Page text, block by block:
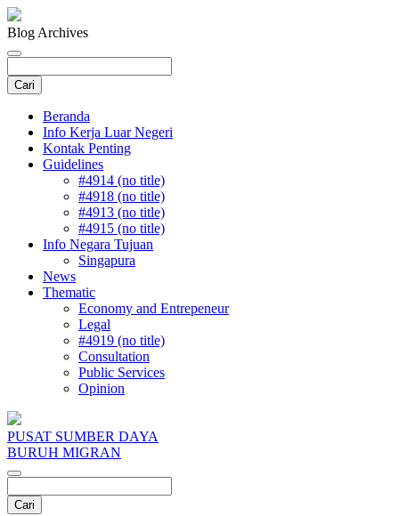
Blog Archives
Beranda
Info Kerja Luar Negeri
Kontak Penting
Guidelines
#4914 (no title)
#4918 (no title)
#4913 (no title)
#4915 (no title)
Info Negara Tujuan
Singapura
News
Thematic
Economy and Entrepeneur
Legal
#4919 (no title)
Consultation
Public Services
Opinion
PUSAT SUMBER DAYA
BURUH MIGRAN